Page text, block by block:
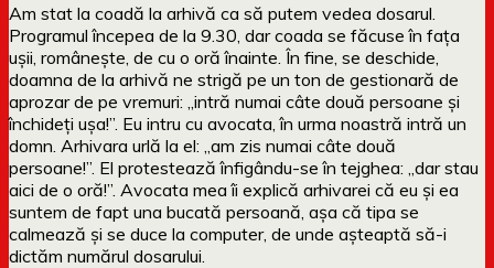
Am stat la coadă la arhivă ca să putem vedea dosarul.
Programul începea de la 9.30, dar coada se făcuse în fața
ușii, românește, de cu o oră înainte. În fine, se deschide,
doamna de la arhivă ne strigă pe un ton de gestionară de
aprozar de pe vremuri: „intră numai câte două persoane și
închideți ușa!”. Eu intru cu avocata, în urma noastră intră un
domn. Arhivara urlă la el: „am zis numai câte două
persoane!”. El protestează înfigându-se în tejghea: „dar stau
aici de o oră!”. Avocata mea îi explică arhivarei că eu și ea
suntem de fapt una bucată persoană, așa că tipa se
calmează și se duce la computer, de unde așteaptă să-i
dictăm numărul dosarului.